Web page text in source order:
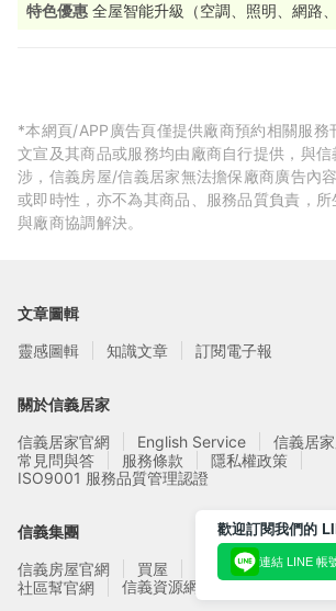
特色優惠 全屋智能升級（空調、照明、網路
*本網頁/APP廣告頁僅提供廠商預約相關服務
文宣及其商品或服務均由廠商自行提供，與
涉，信義房屋/信義居家無法擔保廠商廣告內
或即時性，亦不為其商品、服務品質負責，
與廠商協調解決。
文章圖輯
靈感圖輯
知識文章 訂閱電子報
關於信義居家
信義居家官網
English Service
信義居
常見問與答
服務條款
隱私權政策
ISO9001 服務品質管理認證
信義集團
信義房屋官網
買屋 租屋
實
社區幫官網
信義資源網站
連結 LINE 帳